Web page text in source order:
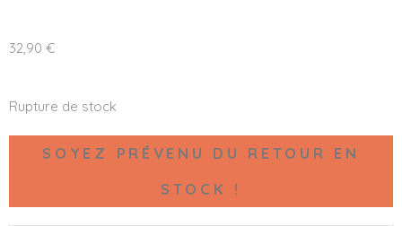
32,90 €
Rupture de stock
SOYEZ PRÉVENU DU RETOUR EN
STOCK !